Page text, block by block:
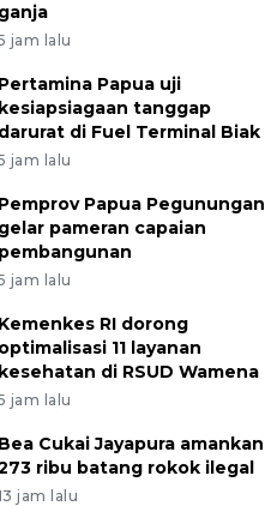
ganja
jam lalu
Pertamina Papua uji
kesiapsiagaan tanggap
darurat di Fuel Terminal Biak
jam lalu
Pemprov Papua Pegunungan
gelar pameran capaian
pembangunan
jam lalu
Kemenkes RI dorong
optimalisasi 11 layanan
kesehatan di RSUD Wamena
jam lalu
Bea Cukai Jayapura amankan
ribu batang rokok ilegal
jam lalu